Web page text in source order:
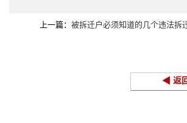
上一篇： 被拆迁户必须知道的几个违法拆
◀ 返